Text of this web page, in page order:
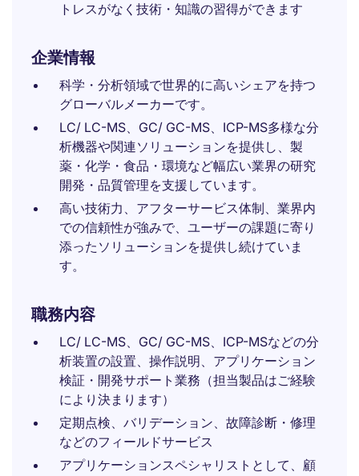
トレスがなく技術・知識の習得ができます
企業情報
科学・分析領域で世界的に高いシェアを持つ
グローバルメーカーです。
LC/ LC-MS、GC/ GC-MS、ICP-MS多様な分
析機器や関連ソリューションを提供し、製
薬・化学・食品・環境など幅広い業界の研究
開発・品質管理を支援しています。
高い技術力、アフターサービス体制、業界内
での信頼性が強みで、ユーザーの課題に寄り
添ったソリューションを提供し続けていま
す。
職務内容
LC/ LC-MS、GC/ GC-MS、ICP-MSなどの分
析装置の設置、操作説明、アプリケーション
検証・開発サポート業務（担当製品はご経験
により決まります）
定期点検、バリデーション、故障診断・修理
などのフィールドサービス
アプリケーションスペシャリストとして、顧